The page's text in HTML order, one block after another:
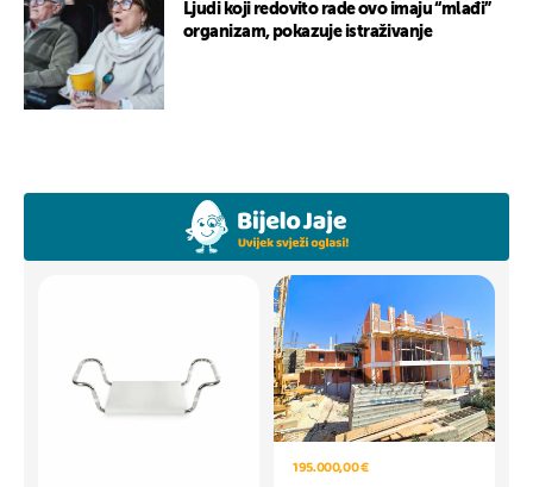
Ljudi koji redovito rade ovo imaju “mlađi”
organizam, pokazuje istraživanje
195.000,00 €